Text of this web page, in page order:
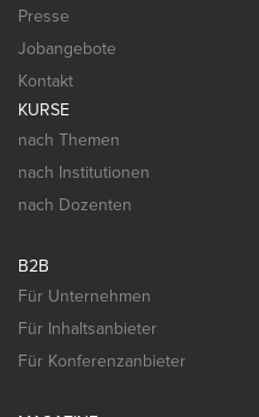
Presse
Jobangebote
Kontakt
KURSE
nach Themen
nach Institutionen
nach Dozenten
B2B
Für Unternehmen
Für Inhaltsanbieter
Für Konferenzanbieter